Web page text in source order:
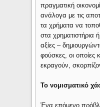
πραγματική
ανάλογα με τις
τα χρήματα να
στα χρηματιστήρια
αξίες –
φούσκες, οι οποίες
εκραγούν,
Το νομισματικό
Ένα επόμενο